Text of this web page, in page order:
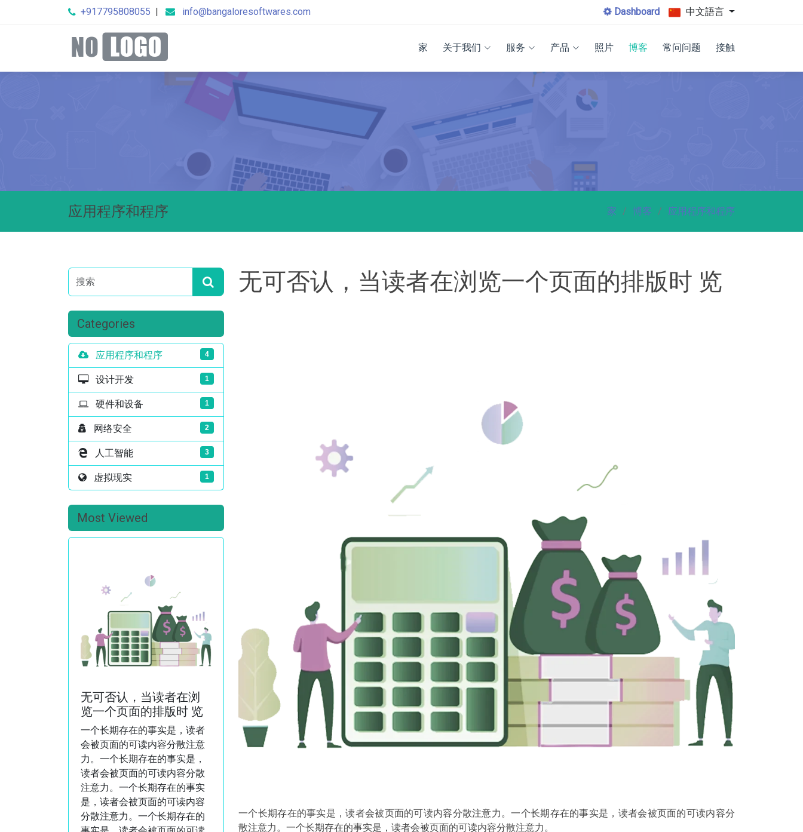
+917795808055 | info@bangaloresoftwares.com Dashboard 中文語言
家 关于我们 服务 产品 照片 博客 常问问题 接触
应用程序和程序 家 博客 应用程序和程序
Categories
应用程序和程序 4
设计开发 1
硬件和设备 1
网络安全 2
人工智能 3
虚拟现实 1
Most Viewed
无可否认，当读者在浏
览一个页面的排版时 览
一个长期存在的事实是，读者
会被页面的可读内容分散注意
力。一个长期存在的事实是，
读者会被页面的可读内容分散
注意力。一个长期存在的事实
是，读者会被页面的可读内容
分散注意力。一个长期存在的
无可否认，当读者在浏览一个页面的排版时 览
一个长期存在的事实是，读者会被页面的可读内容分散注意力。一个长期存在的事实是，读者会被页面的可读内容分
散注意力。一个长期存在的事实是，读者会被页面的可读内容分散注意力。